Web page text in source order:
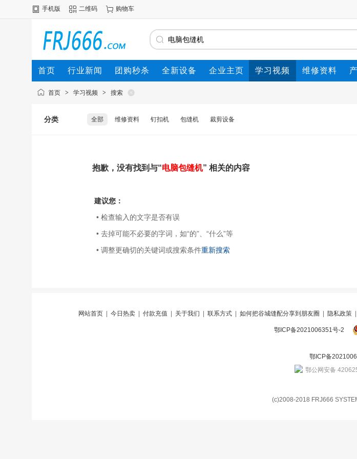
手机版 二维码 购物车
首页 行业新闻 团购秒杀 全新设备 企业主页 学习视频 维修资料
首页 > 学习视频 > 搜索
分类 全部 维修资料 钉扣机 包缝机 裁剪设备
抱歉，没有找到与“电脑包缝机” 相关的内容
建议您：
• 检查输入的文字是否有误
• 去掉可能不必要的字词，如“的”、“什么”等
• 调整更确切的关键词或搜索条件重新搜索
网站首页 今日热卖 付款充值 关于我们 联系方式 如何把谷城缝配分享到朋友圈 隐私政策
鄂ICP备2021006351号-2
鄂ICP备
鄂公网安备
(c)2008-2018 FRJ666